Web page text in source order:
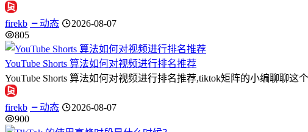
firekb 动态
2026-08-07
805
YouTube Shorts 算法如何对视频进行排名推荐
YouTube Shorts 算法如何对视频进行排名推荐,tiktok矩阵的小编聊聊这
firekb 动态
2026-08-07
900